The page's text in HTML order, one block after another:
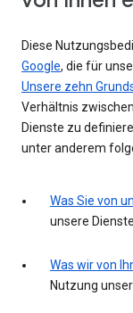
Diese
Google, die für
Unsere zehn
Verhältnis
Dienste zu
unter anderem
Was Sie von
unsere
Was wir von
Nutzung